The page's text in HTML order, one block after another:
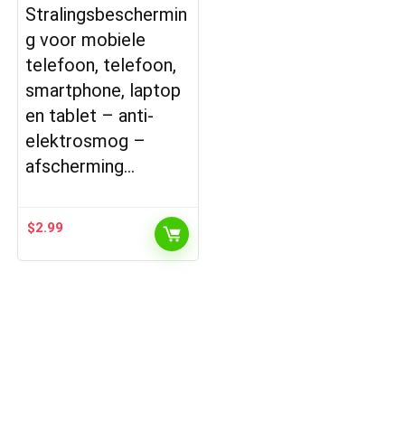
Stralingsbeschermin
g voor mobiele
telefoon, telefoon,
smartphone, laptop
en tablet – anti-
elektrosmog –
afscherming…
$2.99